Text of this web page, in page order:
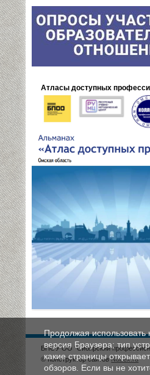
Атласы доступных
БПОУ ОО "Сибирский
© Конструктор сайтовNubex.ru
Продолжая
версия Браузера; тип
какие страницы
обзоров. Если вы не